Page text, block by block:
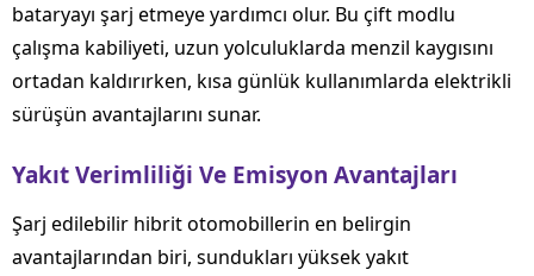
bataryayı şarj etmeye yardımcı olur. Bu çift modlu
çalışma kabiliyeti, uzun yolculuklarda menzil kaygısını
ortadan kaldırırken, kısa günlük kullanımlarda elektrikli
sürüşün avantajlarını sunar.
Yakıt Verimliliği Ve Emisyon Avantajları
Şarj edilebilir hibrit otomobillerin en belirgin
avantajlarından biri, sundukları yüksek yakıt